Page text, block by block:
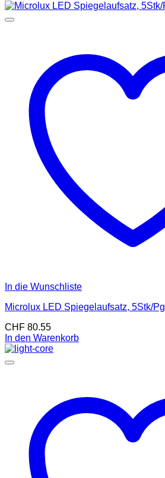
In die Wunschliste
Microlux LED Spiegelaufsatz, 5Stk/Pg
CHF 80.55
In den Warenkorb